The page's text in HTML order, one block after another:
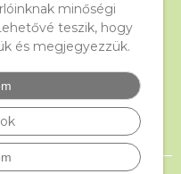
minőségi
teszik, hogy
és megjegyezzük.